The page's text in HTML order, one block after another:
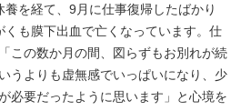
を経て、9月に仕事復帰したばかり
も膜下出血で亡くなっています。仕
この数か月の間、図らずもお別れが続
うよりも虚無感でいっぱいになり、少
必要だったように思います」と心境を